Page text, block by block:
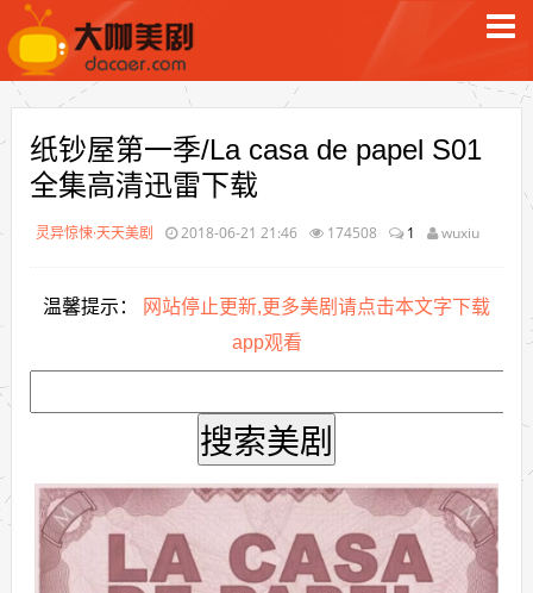
纸钞屋第一季/La casa de papel S01
全集高清迅雷下载
灵异惊悚·天天美剧 2018-06-21 21:46 174508 1 wuxiu
温馨提示：
网站停止更新,更多美剧请点击本文字下载
app观看